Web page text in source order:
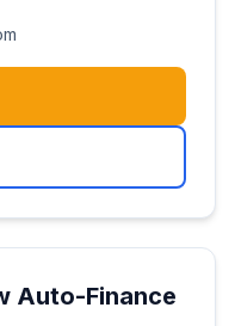
Auto-Finance